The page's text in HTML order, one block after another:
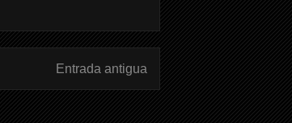
Entrada antigua